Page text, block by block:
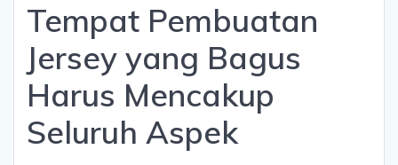
Tempat Pembuatan
Jersey yang Bagus
Harus Mencakup
Seluruh Aspek